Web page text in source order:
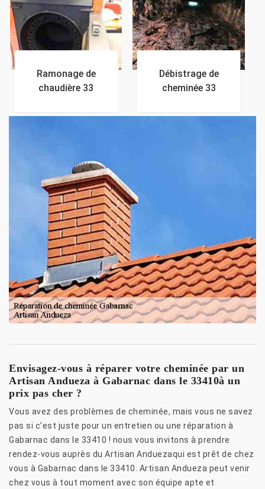
Ramonage de
chaudière 33
Débistrage de
cheminée 33
Envisagez-vous à réparer votre cheminée par un
Artisan Andueza à Gabarnac dans le 33410à un
prix pas cher ?
Vous avez des problèmes de cheminée, mais vous ne savez
pas si c’est juste pour un entretien ou une réparation à
Gabarnac dans le 33410 ! nous vous invitons à prendre
rendez-vous auprès du Artisan Anduezaqui est prêt de chez
vous à Gabarnac dans le 33410. Artisan Andueza peut venir
chez vous à tout moment avec son équipe apte et